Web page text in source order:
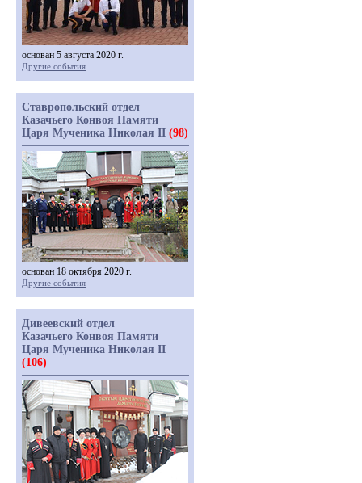
основан 5 августа 2020 г.
Другие события
Ставропольский отдел
Казачьего Конвоя Памяти
Царя Мученика Николая II (98)
основан 18 октября 2020 г.
Другие события
Дивеевский отдел
Казачьего Конвоя Памяти
Царя Мученика Николая II
(106)